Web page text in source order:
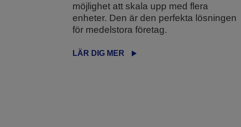
möjlighet att skala upp med flera
enheter. Den är den perfekta lösningen
för medelstora företag.
LÄR DIG MER